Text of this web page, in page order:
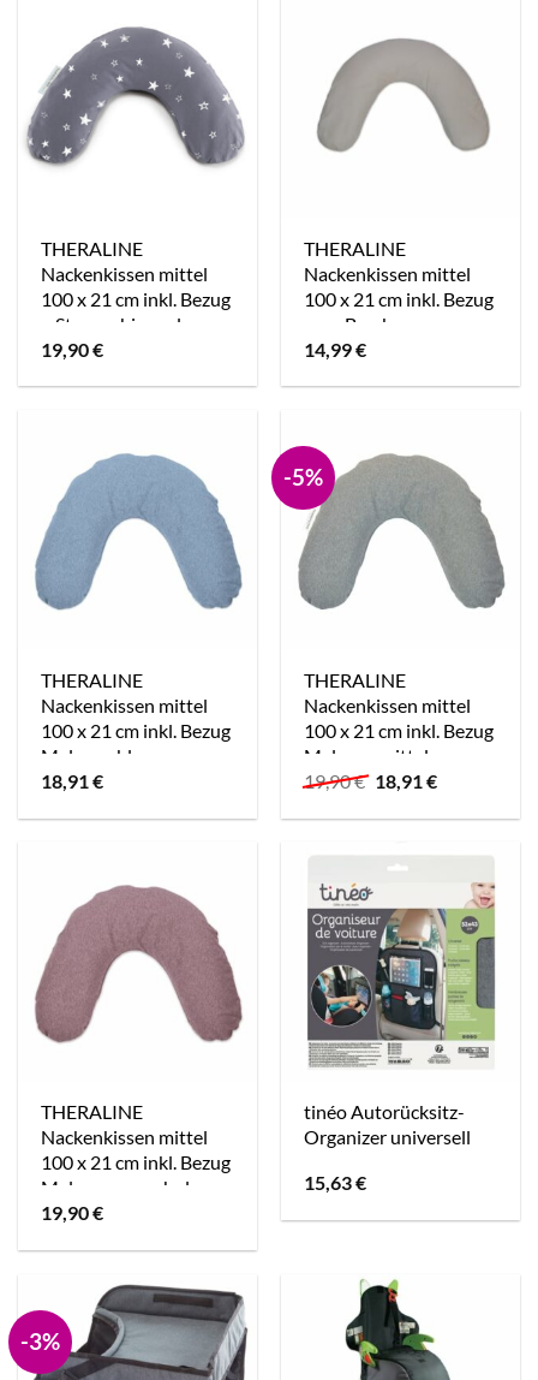
THERALINE
Nackenkissen mittel
100 x 21 cm inkl. Bezug
– Sternenhimmel
19,90€
THERALINE
Nackenkissen mittel
100 x 21 cm inkl. Bezug
grau Bambus
Kollektion
14,99€
THERALINE
Nackenkissen mittel
100 x 21 cm inkl. Bezug
Melange blau-grau
Bambus Kollektion
18,91€
-5%
THERALINE
Nackenkissen mittel
100 x 21 cm inkl. Bezug
Melange mittelgrau
Bambus Kollektion
19,90€ Ursprünglicher
Preis
war:
18,91€Aktueller
ist:
THERALINE
Nackenkissen mittel
100 x 21 cm inkl. Bezug
Melange rosenholz
Bambus Kollektion
19,90€
tinéo Autorücksitz-
Organizer universell
15,63€
-3%